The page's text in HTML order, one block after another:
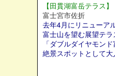
【田貫湖富岳テラス】
富士宮市佐折
去年4月にリニューア
富士山を望む展望テラ
「ダブルダイヤモン
絶景スポットとして大